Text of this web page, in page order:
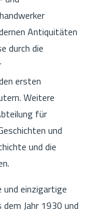
Antiquitäten
durch die
ersten
Weitere
für
und
und die
und einzigartige
Jahr 1930 und